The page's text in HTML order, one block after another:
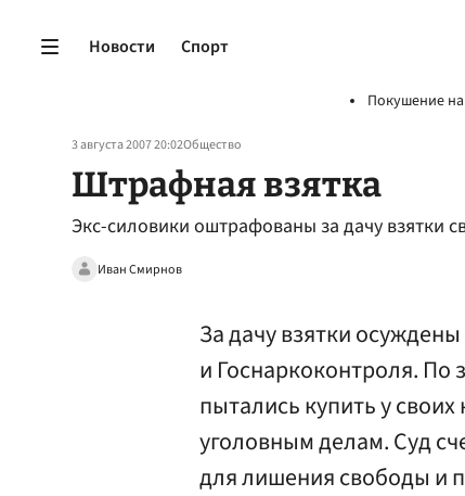
Новости Спорт
Покушение
3 августа 2007 20:02Общество
Штрафная взятка
Экс-силовики оштрафованы за дачу взятки
Иван Смирнов
За дачу взятки
и Госнаркоконтроля. По
пытались купить у
уголовным делам. Суд
для лишения свободы и